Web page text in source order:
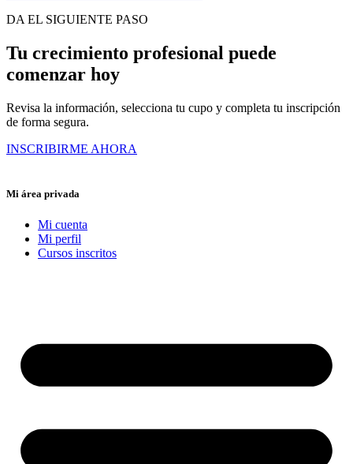
DA EL SIGUIENTE PASO
Tu crecimiento profesional puede
comenzar hoy
Revisa la información, selecciona tu cupo y completa tu inscripción
de forma segura.
INSCRIBIRME AHORA
Mi área privada
Mi cuenta
Mi perfil
Cursos inscritos